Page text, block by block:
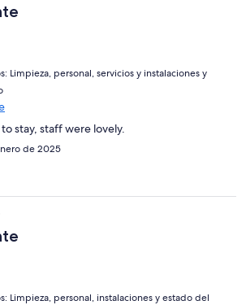
Limpieza, personal, servicios y instalaciones y
stay, staff were lovely.
de 2025
Limpieza, personal, instalaciones y estado del